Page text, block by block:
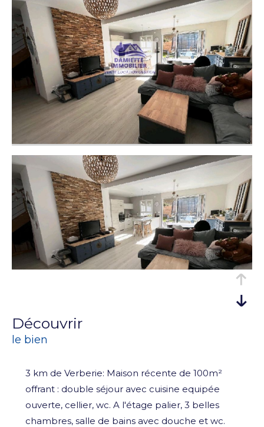
découvrir
le bien
3 km de Verberie: Maison récente de 100m²
offrant : double séjour avec cuisine equipée
ouverte, cellier, wc. A l'étage palier, 3 belles
chambres, salle de bains avec douche et wc.